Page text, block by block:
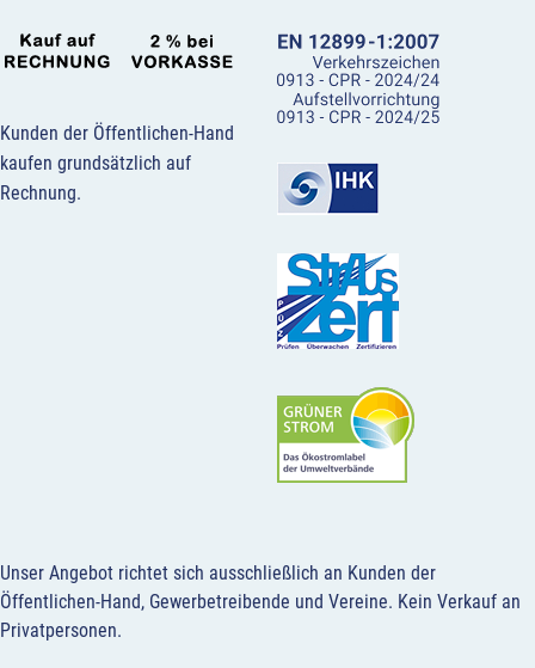
Kunden der Öffentlichen-Hand
kaufen grundsätzlich auf
Rechnung.
Unser Angebot richtet sich ausschließlich an Kunden der
Öffentlichen-Hand, Gewerbetreibende und Vereine. Kein Verkauf an
Privatpersonen.